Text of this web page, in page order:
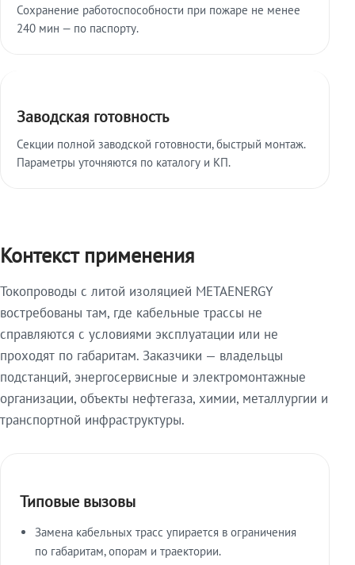
Сохранение работоспособности при пожаре не менее
240 мин — по паспорту.
Заводская готовность
Секции полной заводской готовности, быстрый монтаж.
Параметры уточняются по каталогу и КП.
Контекст применения
Токопроводы с литой изоляцией METAENERGY
востребованы там, где кабельные трассы не
справляются с условиями эксплуатации или не
проходят по габаритам. Заказчики — владельцы
подстанций, энергосервисные и электромонтажные
организации, объекты нефтегаза, химии, металлургии и
транспортной инфраструктуры.
Типовые вызовы
Замена кабельных трасс упирается в ограничения
по габаритам, опорам и траектории.